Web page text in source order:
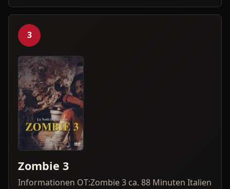
3
Zombie 3
Informationen OT:Zombie 3 ca. 88 Minuten Italien